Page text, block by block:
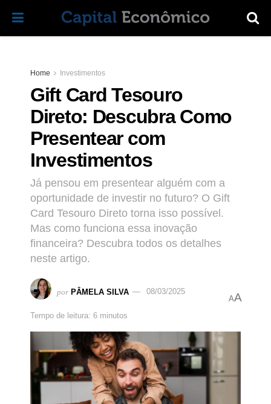
Home Investimentos
Gift Card Tesouro
Direto: Descubra Como
Presentear com
Investimentos
Já pensou em presentear alguém com a
oportunidade de investir no futuro? O Gift
Card Tesouro Direto torna isso possível.
Mas como funciona essa inovação
financeira? Descubra todos os detalhes
neste artigo.
por PÂMELA SILVA 08/03/2025
Tempo de leitura: 6 minutos
AA